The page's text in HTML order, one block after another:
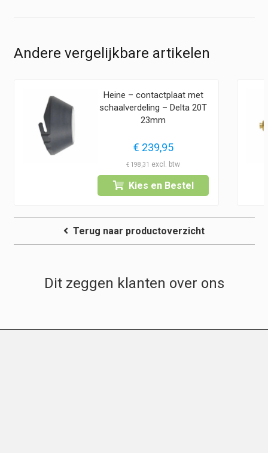
Andere vergelijkbare artikelen
Heine – contactplaat met
schaalverdeling – Delta 20T
23mm
€ 239,95
€ 198,31
Kies en Bestel
Terug naar productoverzicht
Dit zeggen klanten over ons